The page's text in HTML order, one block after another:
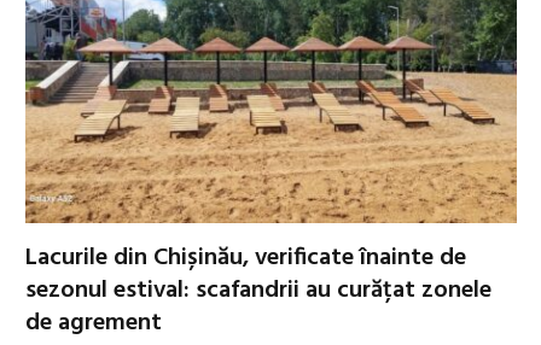
Lacurile din Chișinău, verificate înainte de
sezonul estival: scafandrii au curățat zonele
de agrement